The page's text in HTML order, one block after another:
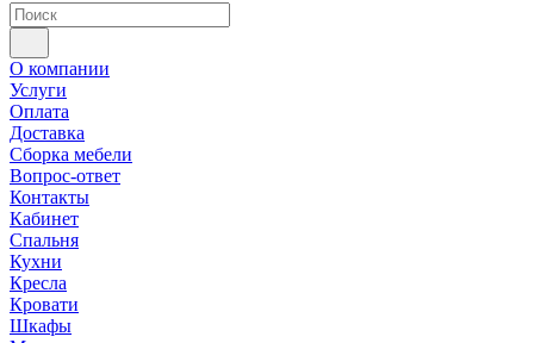
О компании
Услуги
Оплата
Доставка
Сборка мебели
Вопрос-ответ
Контакты
Кабинет
Спальня
Кухни
Кресла
Кровати
Шкафы